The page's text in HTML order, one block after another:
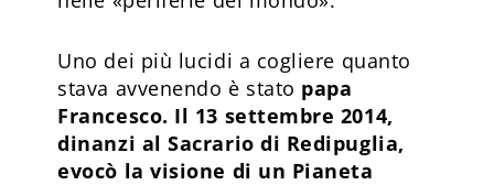
Uno dei più lucidi a cogliere quanto
stava avvenendo è stato papa
Francesco. Il 13 settembre 2014,
dinanzi al Sacrario di Redipuglia,
evocò la visione di un Pianeta